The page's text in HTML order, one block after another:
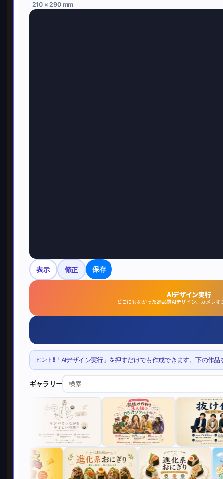
210 × 290 mm
表示 修正 保存
AIデザイン実行
どこにもなかった高品質AIデザイン、カメレ
ヒント!!「AIデザイン実行」を押すだけでも作成できます。下の作
ギャラリー